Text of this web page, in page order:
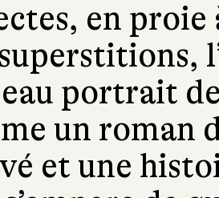
en proie
portrait
un roman
et une